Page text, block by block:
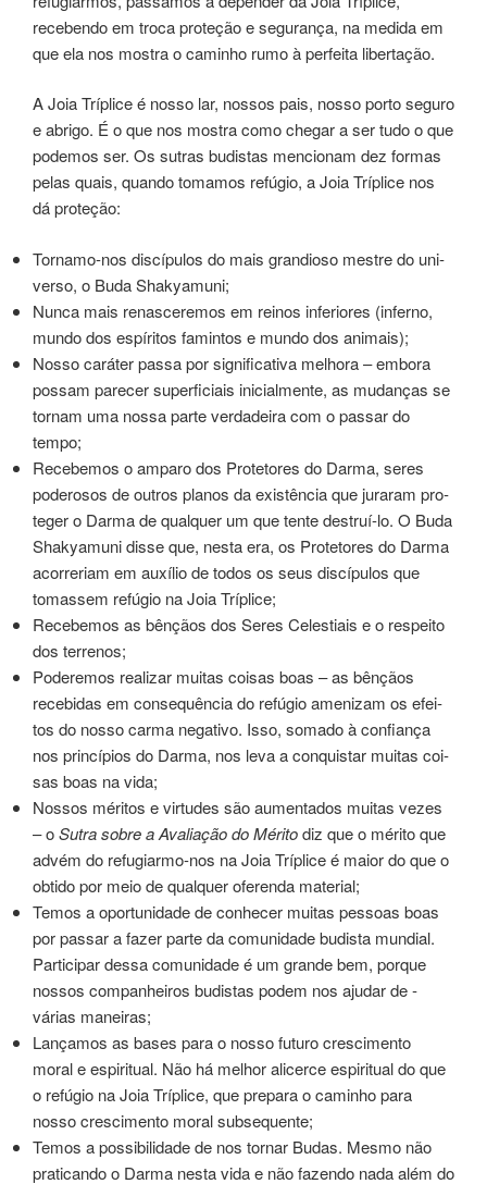
receben­do em troca pro­te­ção e segu­ran­ça, na medi­da em
que ela nos mos­tra o cami­nho rumo à per­fei­ta liber­ta­ção.
A Joia Tríplice é nosso lar, nossos pais, nosso porto segu­ro
e abri­go. É o que nos mostra como che­gar a ser tudo o que
pode­mos ser. Os ­sutras budis­tas men­cio­nam dez for­mas
pelas quais, quan­do toma­mos refú­gio, a Joia Tríplice nos
dá pro­te­ção:
Tornamo-nos dis­cí­pu­los do mais gran­dio­so mes­tre do uni­
ver­so, o Buda Shakyamuni;
Nunca mais renas­ce­re­mos em rei­nos infe­rio­res (infer­no,
mundo dos espíritos famintos e mundo dos ani­mais);
Nosso cará­ter passa por sig­ni­fi­ca­ti­va melho­ra – embo­ra
pos­sam pare­cer superficiais ini­cial­men­te, as mudan­ças se
tor­nam uma nossa par­te ver­da­dei­ra com o pas­sar do
tempo;
Recebemos o ampa­ro dos Protetores do Darma, seres
pode­ro­sos de ­outros pla­nos da exis­tên­cia que jura­ram pro­
te­ger o Darma de qual­quer um que tente des­truí-lo. O Buda
Shakyamuni disse que, nesta era, os Protetores do Darma
acor­re­riam em auxí­lio de todos os seus dis­cí­pu­los que
tomas­sem refú­gio na Joia Tríplice;
Recebemos as bên­çãos dos Seres Celestiais e o res­pei­to
dos ter­re­nos;
Poderemos rea­li­zar mui­tas coi­sas boas – as bên­çãos
rece­bi­das em con­se­quên­cia do refú­gio ame­ni­zam os efei­
tos do nosso carma nega­ti­vo. Isso, soma­do à confiança
nos prin­cí­pios do Darma, nos leva a con­quis­tar mui­tas coi­
sas boas na vida;
Nossos méri­tos e vir­tu­des são aumen­ta­dos mui­tas vezes
– oSutra sobre a Avaliação do Méritodiz que o méri­to que
advém do refugiarmo-nos na Joia Tríplice é maior do que o
obti­do por meio de qual­quer ofe­ren­da mate­rial;
Temos a opor­tu­ni­da­de de conhe­cer mui­tas pes­soas boas
por pas­sar a fazer parte da comu­ni­da­de budis­ta mun­dial.
Participar dessa comu­ni­da­de é um gran­de bem, por­que
nos­sos com­pa­nhei­ros budis­tas podem nos aju­dar de ­
várias manei­ras;
Lançamos as bases para o nosso futu­ro cres­ci­men­to
moral e espi­ri­tual. Não há melhor alicerce espiritual do que
o refú­gio na Joia Tríplice, que pre­pa­ra o cami­nho para
nosso crescimento moral sub­se­quen­te;
Temos a pos­si­bi­li­da­de de nos tor­nar Budas. Mesmo não
pra­ti­can­do o Darma nesta vida e não fazen­do nada além do